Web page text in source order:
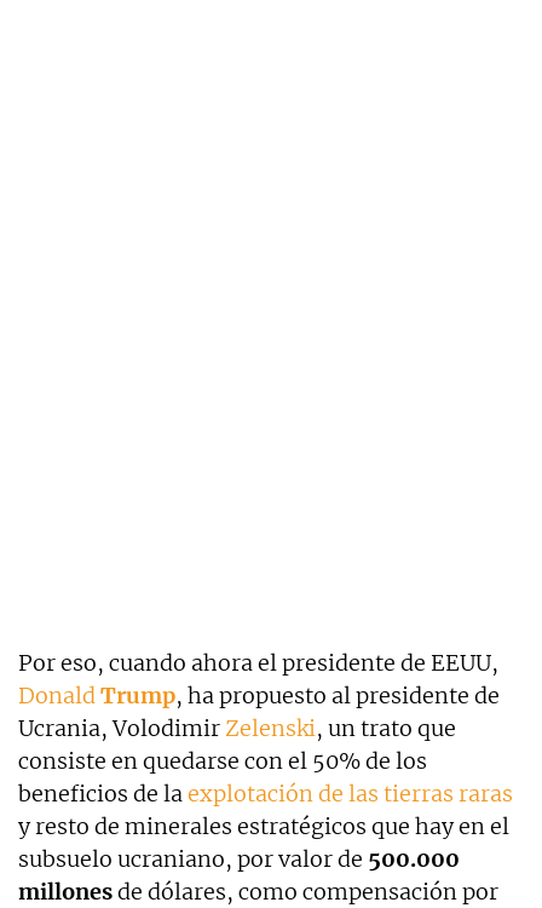
Por eso, cuando ahora el presidente de EEUU,
DonaldTrump, ha propuesto al presidente de
Ucrania, Volodimir Zelenski, un trato que
consiste en quedarse con el 50% de los
beneficios de laexplotación de las tierras raras
y resto de minerales estratégicos que hay en el
subsuelo ucraniano, por valor de 500.000
millonesde dólares, como compensación por